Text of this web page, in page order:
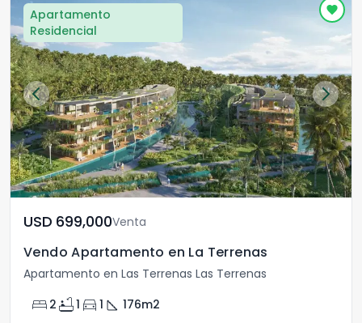
Apartamento
Residencial
USD	699,000Venta
Vendo Apartamento en La Terrenas
Apartamento en Las Terrenas Las Terrenas
bed 2 bathtub1 directions_car 1 square_foot 176m2